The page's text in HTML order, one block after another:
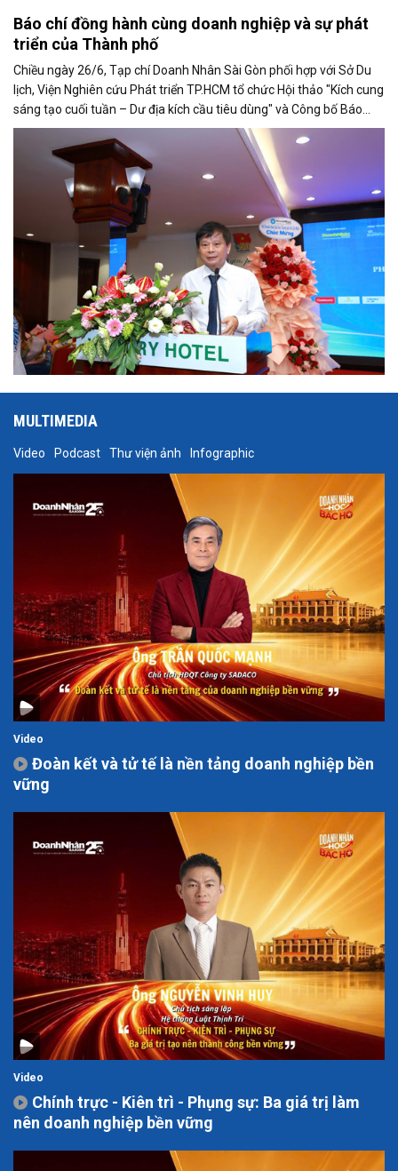
Báo chí đồng hành cùng doanh nghiệp và sự phát
triển của Thành phố
Chiều ngày 26/6, Tạp chí Doanh Nhân Sài Gòn phối hợp với Sở Du
lịch, Viện Nghiên cứu Phát triển TP.HCM tổ chức Hội thảo "Kích cung
sáng tạo cuối tuần – Dư địa kích cầu tiêu dùng" và Công bố Báo
cáo năng lực phát triển doanh nghiệp TP.HCM năm 2025. Trân
trọng giới thiệu phát biểu của ông Trần Trọng Dũng - Phó Chủ tịch
Hội Nhà báo Việt Nam tại Hội thảo.
MULTIMEDIA
Video Podcast Thư viện ảnh Infographic
Video
Đoàn kết và tử tế là nền tảng doanh nghiệp bền
vững
Video
Chính trực - Kiên trì - Phụng sự: Ba giá trị làm
nên doanh nghiệp bền vững